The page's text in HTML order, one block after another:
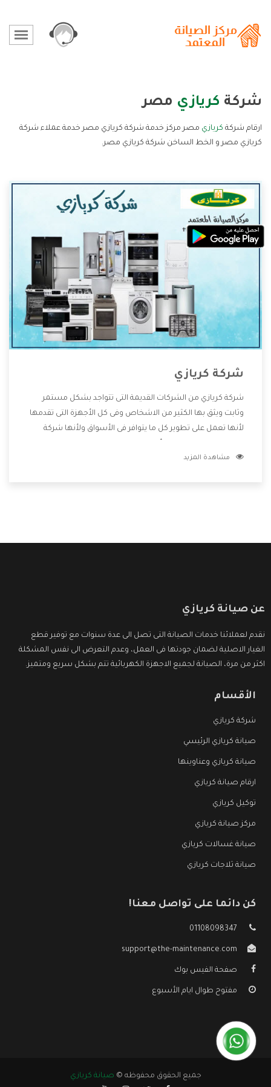
شركة كريازي مصر
ارقام شركة كريازي مصر مركز خدمة شركة كريازي مصر خدمة عملاء شركة
كريازي مصر و الخط الساخن شركة كريازي مصر.
شركة كريازي
شركة كريازي من الشركات القديمة التى تتواجد بشكل مستمر
وثابت ويثق بها الكثير من الاشخاص وفى كل الأجهزة التى تقدمها
لأنها تعمل على تطوير كل ما يتوافر فى الأسواق ولأنها شركة
وتقدم للعملاء أقوى العروض والخصومات التى تسهل على
مشاهدة المزيد
عن صيانة كريازي
نقدم لعملائنا خدمات الصيانة التى تصل الى عدة سنوات مع توفير قطع
الغيار الاصلية لضمان جودتها فى العمل، وعدم التعرض الى نفس المشكلة
اكثر من مرة، الصيانة لجميع الاجهزة الكهربائية تتم بشكل سريع ومتميز.
الأقسام
شركة كريازي
صيانة كريازي الرئيسي
صيانة كريازي وعناوينها
ارقام صيانة كريازي
توكيل كريازي
مركز صيانة كريازي
صيانة غسالات كريازي
صيانة ثلاجات كريازي
كن دائما على تواصل معنا!
01108098347
support@the-maintenance.com
صفحة الفيس بوك
مفتوح طوال ايام الأسبوع
جميع الحقوق محفوظه © صيانة كريازي